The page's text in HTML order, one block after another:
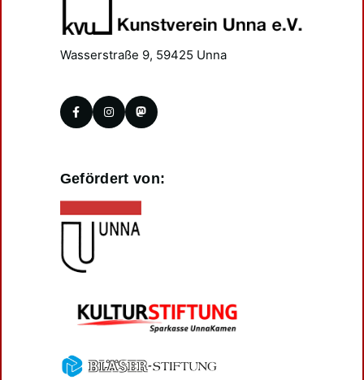
Wasserstraße 9, 59425 Unna
Gefördert von: